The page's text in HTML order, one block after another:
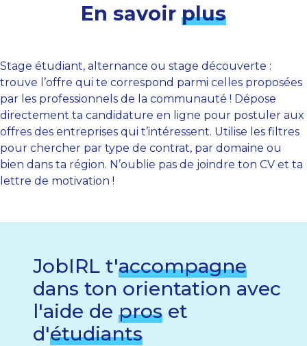
En savoir plus
Stage étudiant, alternance ou stage découverte :
trouve l’offre qui te correspond parmi celles proposées
par les professionnels de la communauté ! Dépose
directement ta candidature en ligne pour postuler aux
offres des entreprises qui t’intéressent. Utilise les filtres
pour chercher par type de contrat, par domaine ou
bien dans ta région. N’oublie pas de joindre ton CV et ta
lettre de motivation !
JobIRL t'accompagne
dans ton orientation avec
l'aide de pros et
d'étudiants